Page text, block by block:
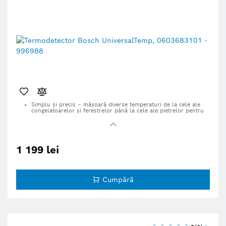
Simplu şi precis – măsoară diverse temperaturi de la cele ale
congelatoarelor şi ferestrelor până la cele ale pietrelor pentru
copt pizza
Tehnologie cu laser cu infraroşu şi un domeniu vast de
Bucură-te de măsurări individuale sau continue
Dotate cu caracteristici de sustenabilitate; află mai multe detalii
1 199 lei
Cumpără